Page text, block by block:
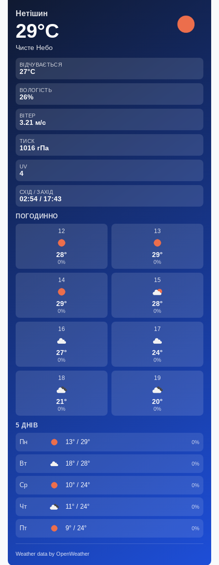
Нетішин
29°C
Чисте Небо
ВІДЧУВАЄТЬСЯ
27°C
ВОЛОГІСТЬ
26%
ВІТЕР
3.21 м/с
ТИСК
1016 гПа
UV
4
СХІД / ЗАХІД
02:54 / 17:43
ПОГОДИННО
12
28°
0%
13
29°
0%
14
29°
0%
15
28°
0%
16
27°
0%
17
24°
0%
18
21°
0%
19
20°
0%
5 ДНІВ
Пн 13° / 29° 0%
Вт 18° / 28° 0%
Ср 10° / 24° 0%
Чт 11° / 24° 0%
Пт 9° / 24° 0%
Weather data by OpenWeather